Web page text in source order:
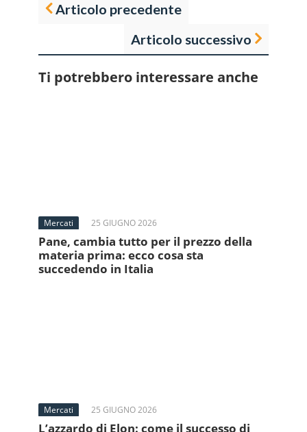
Articolo precedente
Articolo successivo
Ti potrebbero interessare anche
Mercati 25 GIUGNO 2026
Pane, cambia tutto per il prezzo della
materia prima: ecco cosa sta
succedendo in Italia
Mercati 25 GIUGNO 2026
L’azzardo di Elon: come il successo di